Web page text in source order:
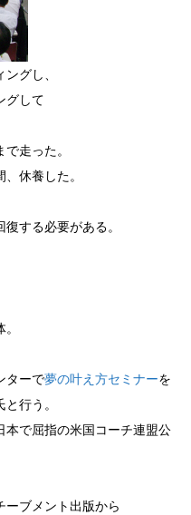
グし、
グして
走った。
休養した。
する必要がある。
ターで夢の叶え方セミナーを
行う。
本で屈指の米国コーチ連盟公
ーブメント出版から